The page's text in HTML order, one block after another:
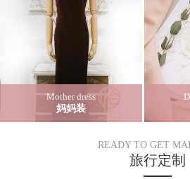
Mother dress
妈妈装
READY TO GET
旅行定制